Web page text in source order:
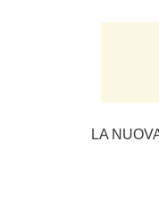
LA